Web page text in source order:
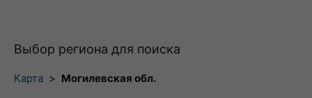
Выбор региона для поиска
Карта > Могилевская обл.